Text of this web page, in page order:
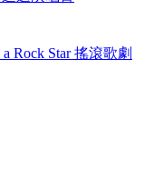
Rock Star 搖滾歌劇